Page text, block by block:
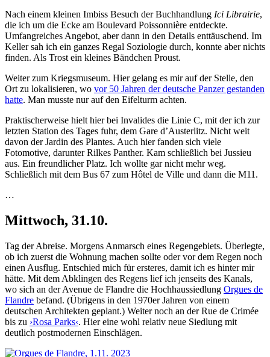
Nach einem kleinen Imbiss Besuch der Buchhandlung Ici Librairie,
die ich um die Ecke am Boulevard Poissonnière entdeckte.
Umfangreiches Angebot, aber dann in den Details enttäuschend. Im
Keller sah ich ein ganzes Regal Soziologie durch, konnte aber nichts
finden. Als Trost ein kleines Bändchen Proust.
Weiter zum Kriegsmuseum. Hier gelang es mir auf der Stelle, den
Ort zu lokalisieren, wo vor 50 Jahren der deutsche Panzer gestanden
hatte. Man musste nur auf den Eifelturm achten.
Praktischerweise hielt hier bei Invalides die Linie C, mit der ich zur
letzten Station des Tages fuhr, dem Gare d’Austerlitz. Nicht weit
davon der Jardin des Plantes. Auch hier fanden sich viele
Fotomotive, darunter Rilkes Panther. Kam schließlich bei Jussieu
aus. Ein freundlicher Platz. Ich wollte gar nicht mehr weg.
Schließlich mit dem Bus 67 zum Hôtel de Ville und dann die M11.
…
Mittwoch, 31.10.
Tag der Abreise. Morgens Anmarsch eines Regengebiets. Überlegte,
ob ich zuerst die Wohnung machen sollte oder vor dem Regen noch
einen Ausflug. Entschied mich für ersteres, damit ich es hinter mir
hätte. Mit dem Abklingen des Regens lief ich jenseits des Kanals,
wo sich an der Avenue de Flandre die Hochhaussiedlung Orgues de
Flandre befand. (Übrigens in den 1970er Jahren von einem
deutschen Architekten geplant.) Weiter noch an der Rue de Crimée
bis zu ›Rosa Parks‹. Hier eine wohl relativ neue Siedlung mit
deutlich postmodernen Einschlägen.